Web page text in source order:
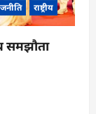
राष्ट्रीय
समझौता